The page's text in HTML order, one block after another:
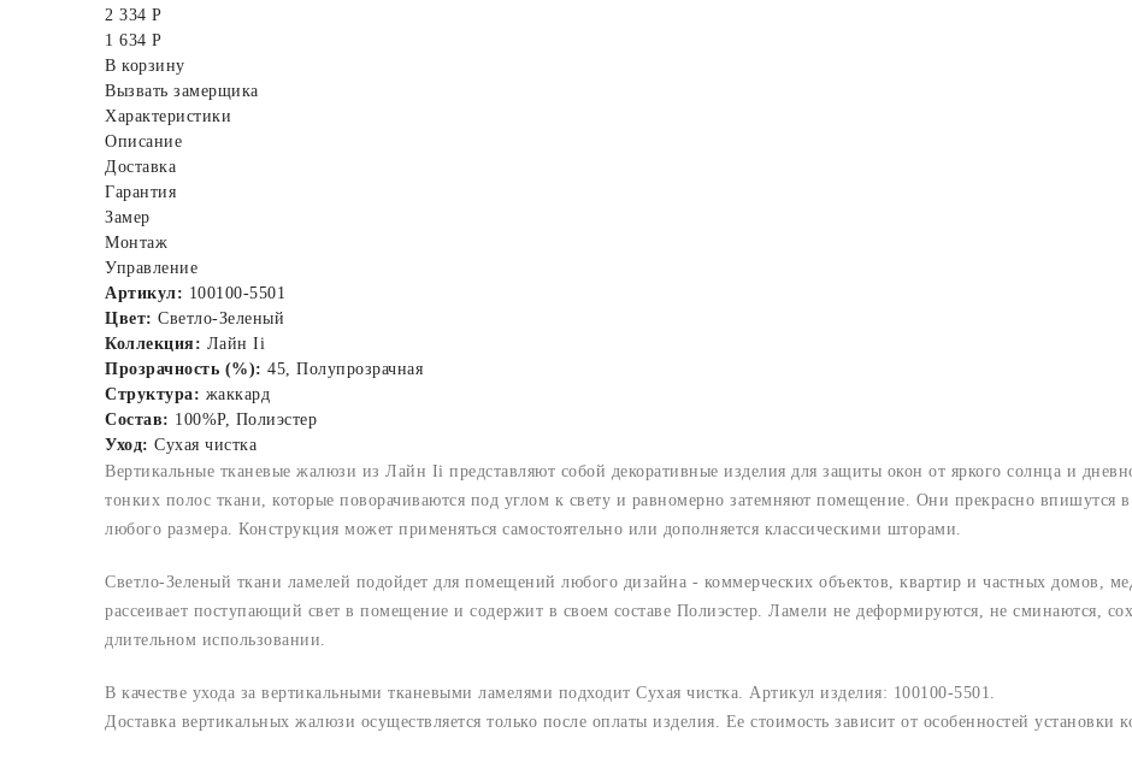
2 334 Р
1 634 Р
В корзину
Вызвать замерщика
Характеристики
Описание
Доставка
Гарантия
Замер
Монтаж
Управление
Артикул: 100100-5501
Цвет: Светло-Зеленый
Коллекция: Лайн Ii
Прозрачность (%): 45, Полупрозрачная
Структура: жаккард
Состав: 100%P, Полиэстер
Уход: Сухая чистка
Вертикальные тканевые жалюзи из Лайн Ii представляют собой декоративные изделия для защиты окон от яркого солнца и
тонких полос ткани, которые поворачиваются под углом к свету и равномерно затемняют помещение. Они прекрасно впишутся
любого размера. Конструкция может применяться самостоятельно или дополняется классическими шторами.
Светло-Зеленый ткани ламелей подойдет для помещений любого дизайна - коммерческих объектов, квартир и частных домов,
рассеивает поступающий свет в помещение и содержит в своем составе Полиэстер. Ламели не деформируются, не сминаются,
длительном использовании.
В качестве ухода за вертикальными тканевыми ламелями подходит Сухая чистка. Артикул изделия: 100100-5501.
Доставка вертикальных жалюзи осуществляется только после оплаты изделия. Ее стоимость зависит от особенностей установки